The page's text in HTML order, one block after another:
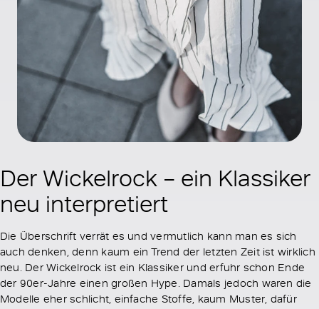
Der Wickelrock – ein Klassiker
neu interpretiert
Die Überschrift verrät es und vermutlich kann man es sich
auch denken, denn kaum ein Trend der letzten Zeit ist wirklich
neu. Der Wickelrock ist ein Klassiker und erfuhr schon Ende
der 90er-Jahre einen großen Hype. Damals jedoch waren die
Modelle eher schlicht, einfache Stoffe, kaum Muster, dafür